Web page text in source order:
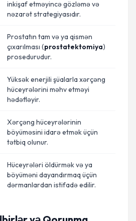
inkişaf etməyincə gözləmə və
nəzarət strategiyasıdır.
Prostatın tam və ya qismən
çıxarılması (prostatektomiya)
prosedurudur.
Yüksək enerjili şüalarla xərçəng
hüceyrələrini məhv etməyi
hədəfləyir.
Xərçəng hüceyrələrinin
böyüməsini idarə etmək üçün
tətbiq olunur.
Hüceyrələri öldürmək və ya
böyüməni dayandırmaq üçün
dərmanlardan istifadə edilir.